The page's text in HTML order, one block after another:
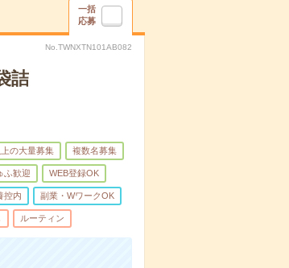
一括
応募
No.TWNXTN101AB082
詰
の大量募集 複数名募集
ふ歓迎 WEB登録OK
控内 副業・WワークOK
ルーティン